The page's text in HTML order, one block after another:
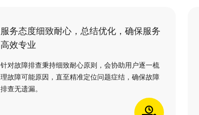
服务态度细致耐心，总结优化，确保服务
高效专业
针对故障排查秉持细致耐心原则，会协助用户逐一梳
理故障可能原因，直至精准定位问题症结，确保故障
排查无遗漏。